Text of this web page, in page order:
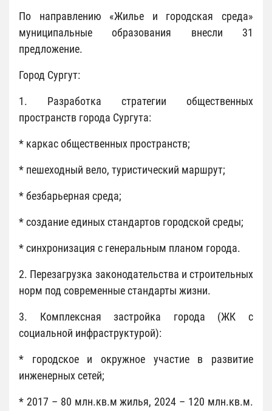
По направлению «Жилье и городская среда»
муниципальные образования внесли 31
предложение.
Город Сургут:
1. Разработка стратегии общественных
пространств города Сургута:
* каркас общественных пространств;
* пешеходный вело, туристический маршрут;
* безбарьерная среда;
* создание единых стандартов городской среды;
* синхронизация с генеральным планом города.
2. Перезагрузка законодательства и строительных
норм под современные стандарты жизни.
3. Комплексная застройка города (ЖК с
социальной инфраструктурой):
* городское и окружное участие в развитие
инженерных сетей;
* 2017 – 80 млн.кв.м жилья, 2024 – 120 млн.кв.м.